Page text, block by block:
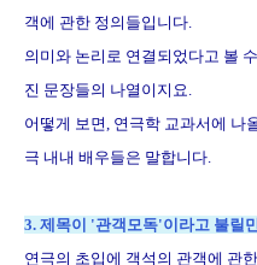
객에 관한 정의들입니다.
의미와 논리로 연결되었다고 볼
진 문장들의 나열이지요.
어떻게 보면, 연극학 교과서에 나
극 내내 배우들은 말합니다.
3. 제목이 '관객모독'이라고 불릴
연극의 초입에 객석의 관객에 관